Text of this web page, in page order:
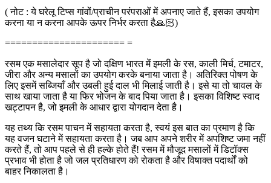
( नोट : ये घरेलू टिप्स गांवों/प्राचीन परंपराओं में अपनाए जाते हैं, इसका उपयोग
करना या न करना आपके ऊपर निर्भर करता है🙏🏻)
====================== =
रसम एक मसालेदार सूप है जो दक्षिण भारत में इमली के रस, काली मिर्च, टमाटर,
जीरा और अन्य मसालों का उपयोग करके बनाया जाता है। अतिरिक्त पोषण के
लिए इसमें सब्जियाँ और उबली हुई दाल भी मिलाई जाती है। इसे या तो चावल के
साथ खाया जाता है या फिर भोजन के बाद पिया जाता है। इसका विशिष्ट स्वाद
खट्टापन है, जो इमली के आधार द्वारा योगदान देता है।
यह तथ्य कि रसम पाचन में सहायता करता है, स्वयं इस बात का प्रमाण है कि
यह वजन घटाने में सहायता करता है। जब आप अपने शरीर में अपशिष्ट जमा नहीं
करते हैं, तो आप पहले से ही हल्के होते हैं! रसम में मौजूद मसालों में डिटॉक्स
प्रभाव भी होता है जो जल प्रतिधारण को रोकता है और विषाक्त पदार्थों को
बाहर निकालता है।